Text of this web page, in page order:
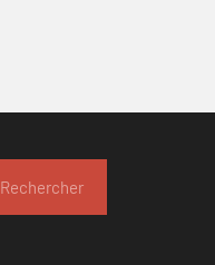
Rechercher